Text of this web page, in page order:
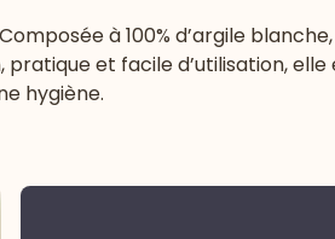
à 100% d’argile
et facile d’utilisation, elle
hygiène.